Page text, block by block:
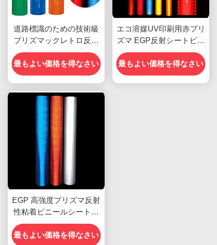
道路標識のための技術級
プリズマックレトロ反射
シート
最もよい価格を得なさい
エコ溶媒UV印刷用赤プリ
ズマ EGP反射シートビニ
ール
最もよい価格を得なさい
EGP 高強度プリズマ反射
性粘着ビニールシートフ
ィルム素材
最もよい価格を得なさい